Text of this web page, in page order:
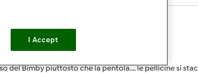
😪
del Bimby piuttosto che la pentola.... le pellicine si
I Accept